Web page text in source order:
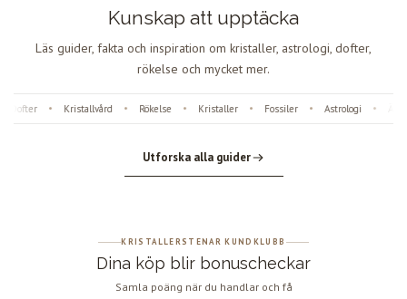
Kunskap att upptäcka
Läs guider, fakta och inspiration om kristaller, astrologi, dofter,
rökelse och mycket mer.
Dofter Kristallvård Rökelse Kristaller Fossiler Astrologi
Utforska alla guider
KRISTALLERSTENAR KUNDKLUBB
Dina köp blir bonuscheckar
Samla poäng när du handlar och få